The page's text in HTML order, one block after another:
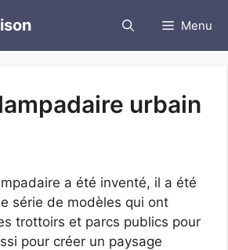
Menu
urbain
a été inventé, il a été
série de modèles qui ont
trottoirs et parcs publics pour
pour créer un paysage